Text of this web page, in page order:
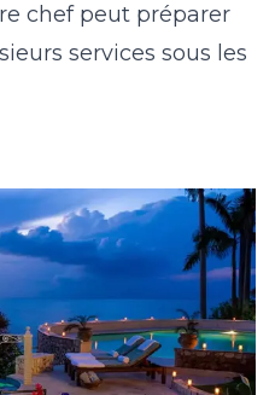
chef peut préparer
services sous les